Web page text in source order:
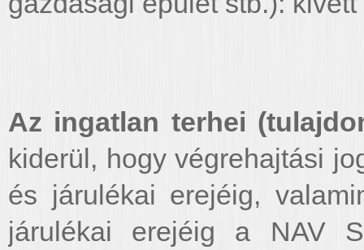
Az ingatlan terhei
kiderül, hogy végrehajtási
és járulékai erejéig,
járulékai erejéig a NAV